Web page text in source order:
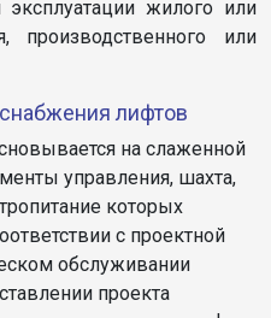
эксплуатации жилого или
производственного или
лифтов
на слаженной
управления, шахта,
которых
с проектной
обслуживании
проекта